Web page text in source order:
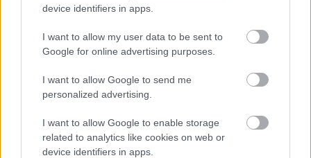
device identifiers in apps.
I want to allow my user data to be sent to
Google for online advertising purposes.
I want to allow Google to send me
personalized advertising.
I want to allow Google to enable storage
related to analytics like cookies on web or
device identifiers in apps.
PÉNZÜGY egy órája
Térképen, ahogy a magyar határhoz közelít
a hidegfont
HÍREK egy órája